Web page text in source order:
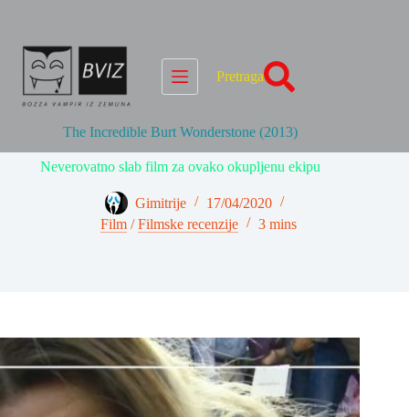
Pretraga
The Incredible Burt Wonderstone (2013)
Neverovatno slab film za ovako okupljenu ekipu
Gimitrije
17/04/2020
Film/Filmske recenzije 3 mins